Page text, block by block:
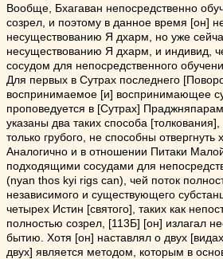
Вообще, Бхагаван непосредственно
созрел, и поэтому в данное время [он]
несуществованию Я дхарм, но уже
несуществованию Я дхарм, и индивид,
сосудом для непосредственного
Для первых в Сутрах последнего
воспринимаемое [и] воспринимающее
проповедуется в [Сутрах]
указаны два таких способа
только грубого, не способны
Аналогично и в отношении Питаки
подходящими сосудами для
(nyan thos kyi rigs can), чей поток
независимого и существующего
четырех Истин [святого], таких как
полностью созрел, [113Б] [он] излагал
бытию. Хотя [он] наставлял о двух
двух] является методом, которым в